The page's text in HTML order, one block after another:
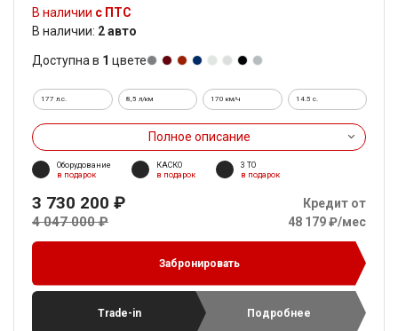
В наличии с ПТС
В наличии: 2 авто
Доступна в 1 цвете
177 л.с. 8,5 л/км 170 км/ч 14.5 c.
Полное описание
Оборудование
в подарок
КАСКО
в подарок
3 ТО
в подарок
3 730 200 ₽
4 047 000 ₽
Кредит от
48 179 ₽/мес
Забронировать
Trade-in Подробнее